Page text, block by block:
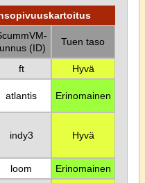
(ID)
Tuen taso
ft
Hyvä
atlantis Erinomainen
indy3 Hyvä
loom
Erinomainen